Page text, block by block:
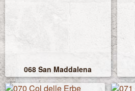
068 San Maddalena